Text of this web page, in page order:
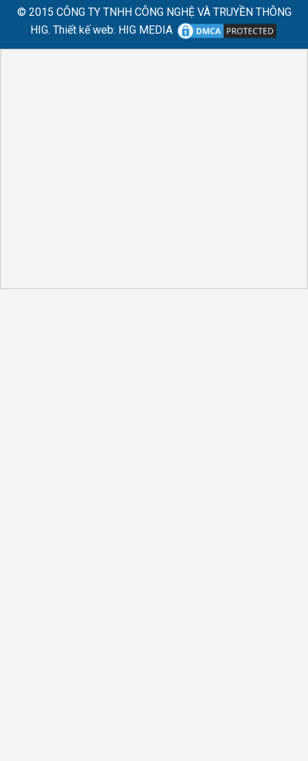
© 2015 CÔNG TY TNHH CÔNG NGHỆ VÀ TRUYỀN THÔNG
HIG. Thiết kế web: HIG MEDIA